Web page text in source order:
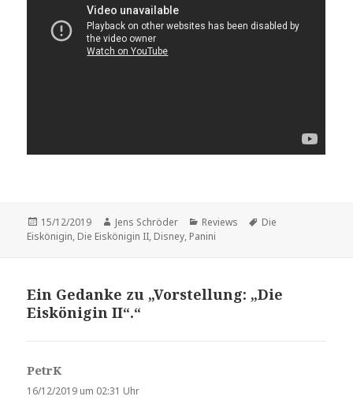
Veröffentlicht
am
15/12/2019 Autor
Jens Schröder Kategorien
Reviews Schlagwörter
Die
Eiskönigin, Die Eiskönigin II, Disney, Panini
Ein Gedanke zu „Vorstellung: „Die
Eiskönigin II“.“
PetrK
a
16/12/2019 um 02:31 Uhr